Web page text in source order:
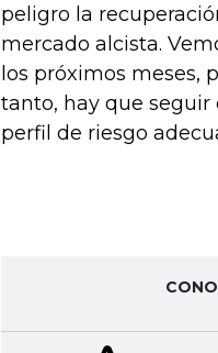
peligro la
mercado alcista.
los próximos meses,
tanto, hay que seguir
perfil de riesgo